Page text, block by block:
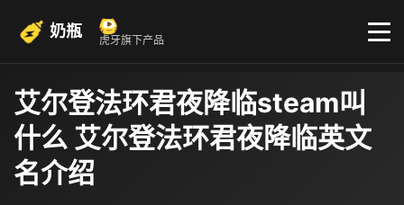
奶瓶 虎牙旗下产品
艾尔登法环君夜降临steam叫
什么 艾尔登法环君夜降临英文
名介绍